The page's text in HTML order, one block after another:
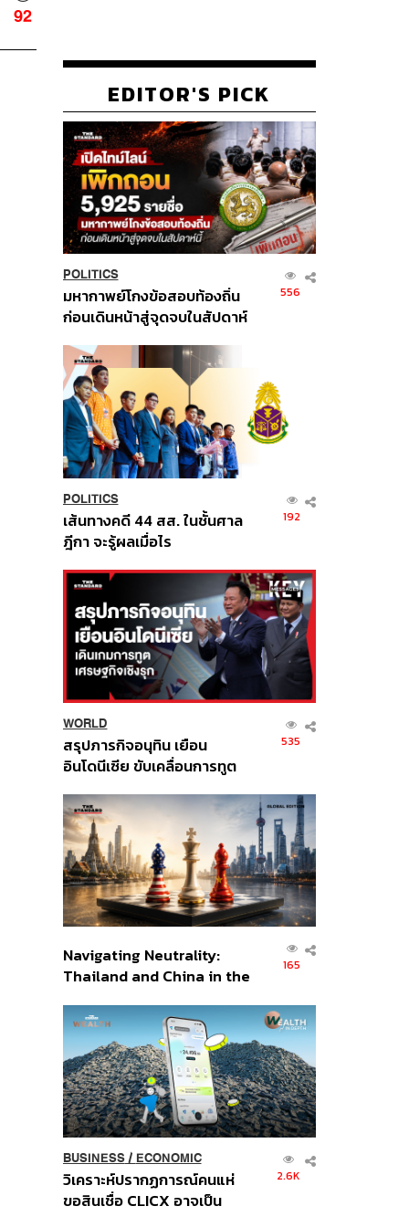
92
EDITOR'S PICK
POLITICS
มหากาพย์โกงข้อสอบท้องถิ่น
ก่อนเดินหน้าสู่จุดจบในสัปดาห์
556
POLITICS
เส้นทางคดี 44 สส. ในชั้นศาล
ฎีกา จะรู้ผลเมื่อไร
192
WORLD
สรุปภารกิจอนุทิน เยือน
อินโดนีเซีย ขับเคลื่อนการทูต
ส่วนยุทธศาสตร์ไทย –
อินโดนีเซีย
535
Navigating Neutrality:
Thailand and China in the
Order
165
BUSINESS/ ECONOMIC
วิเคราะห์ปรากฏการณ์คนแห่
ขอสินเชื่อ CLICX อาจเป็น
2.6K